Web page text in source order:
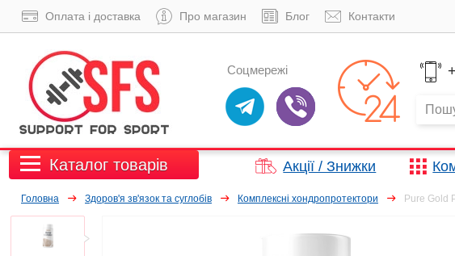
Оплата і доставка Про магазин Блог Контакти
Соцмережі
Каталог товарів Акції / Знижки
Головна Здоров'я зв'язок та суглобів Комплексні хондропротектори Pure Gold